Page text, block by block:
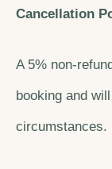
Cancellation
A 5% non-
booking and
circumstances.